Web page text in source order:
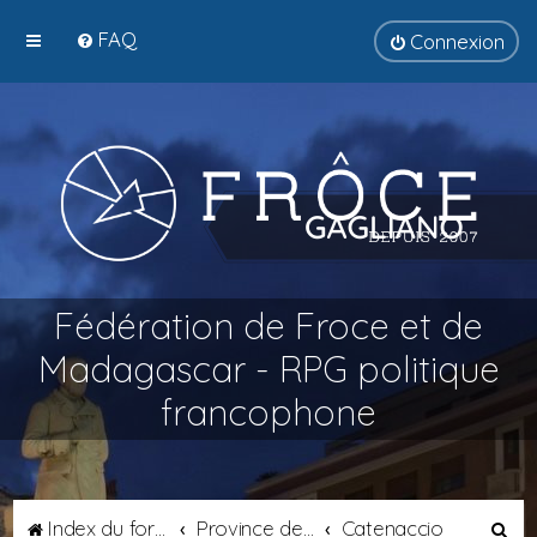
FAQ Connexion
Fédération de Froce et de
Madagascar - RPG politique
francophone
Index du forum Catenaccio